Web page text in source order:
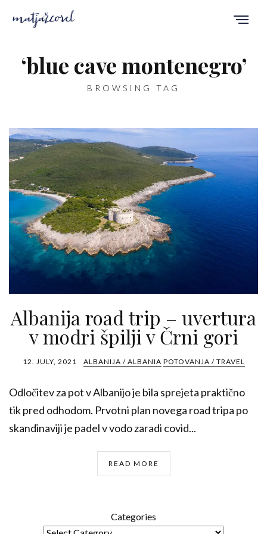
‘blue cave montenegro’
BROWSING TAG
Albanija road trip – uvertura
v modri špilji v Črni gori
12. JULY, 2021 ALBANIJA / ALBANIA POTOVANJA / TRAVEL
Odločitev za pot v Albanijo je bila sprejeta praktično
tik pred odhodom. Prvotni plan novega road tripa po
skandinaviji je padel v vodo zaradi covid...
READ MORE
Categories